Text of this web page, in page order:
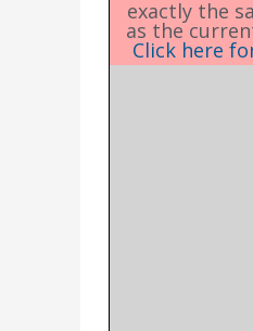
exactly the
as the
Click here